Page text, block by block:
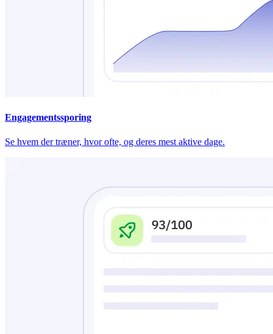
Engagementssporing
Se hvem der træner, hvor ofte, og deres mest aktive dage.